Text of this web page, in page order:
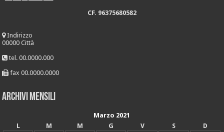
CF. 96375680582
Indirizzo
00000 Città
tel. 00.0000.000
fax 00.0000.0000
Archivi mensili
Marzo 2021
L
M M G V S
D